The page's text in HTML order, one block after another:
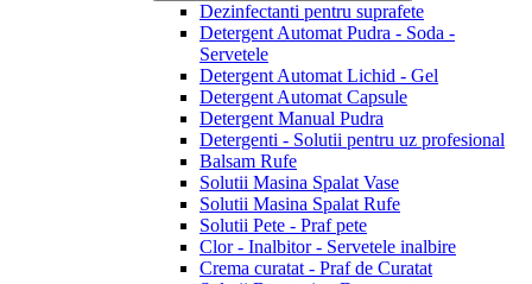
Dezinfectanti pentru suprafete
Detergent Automat Pudra - Soda -
Servetele
Detergent Automat Lichid - Gel
Detergent Automat Capsule
Detergent Manual Pudra
Detergenti - Solutii pentru uz profesional
Balsam Rufe
Solutii Masina Spalat Vase
Solutii Masina Spalat Rufe
Solutii Pete - Praf pete
Clor - Inalbitor - Servetele inalbire
Crema curatat - Praf de Curatat